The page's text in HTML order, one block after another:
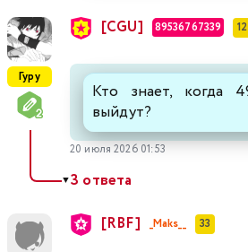
Гуру
[CGU] 89536767339
Кто знает, когда
выйдут?
20 июля 2026 01:53
▼3 ответа
[RBF] _Maks__ 33